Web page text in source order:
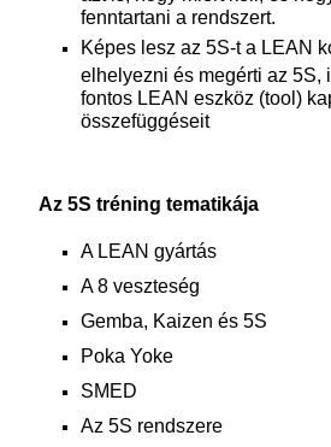
fenntartani a rendszert.
Képes lesz az 5S-t a LEAN
elhelyezni és megérti az 5S,
fontos LEAN eszköz (tool)
összefüggéseit
Az 5S tréning tematikája
A LEAN gyártás
A 8 veszteség
Gemba, Kaizen és 5S
Poka Yoke
SMED
Az 5S rendszere